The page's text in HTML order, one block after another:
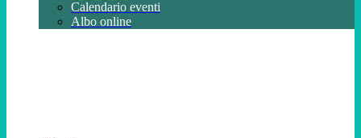
Calendario eventi
Albo online